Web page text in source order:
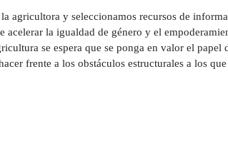
agricultora y seleccionamos recursos de
la igualdad de género y el
se espera que se ponga en valor el papel
frente a los obstáculos estructurales a los que